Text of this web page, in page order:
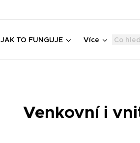
JAK TO FUNGUJE Více
Venkovní i